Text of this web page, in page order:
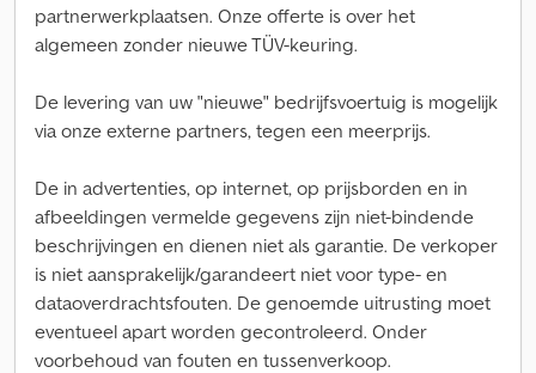
partnerwerkplaatsen. Onze offerte is over het
algemeen zonder nieuwe TÜV-keuring.
De levering van uw "nieuwe" bedrijfsvoertuig is mogelijk
via onze externe partners, tegen een meerprijs.
De in advertenties, op internet, op prijsborden en in
afbeeldingen vermelde gegevens zijn niet-bindende
beschrijvingen en dienen niet als garantie. De verkoper
is niet aansprakelijk/garandeert niet voor type- en
dataoverdrachtsfouten. De genoemde uitrusting moet
eventueel apart worden gecontroleerd. Onder
voorbehoud van fouten en tussenverkoop.